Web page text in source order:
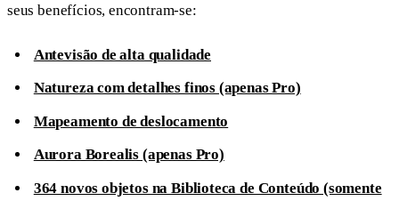
seus benefícios, encontram-se:
Antevisão de alta qualidade
Natureza com detalhes finos (apenas Pro)
Mapeamento de deslocamento
Aurora Borealis (apenas Pro)
364 novos objetos na Biblioteca de Conteúdo (somente